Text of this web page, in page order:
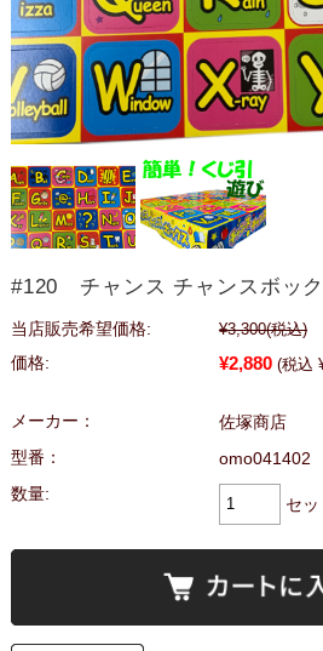
#120 チャンス チャンスボッ
当店販売希望価格: ¥3,300(税込)
価格:
¥2,880 (税込
メーカー：
佐塚商店
型番：
omo041402
数量:
セッ